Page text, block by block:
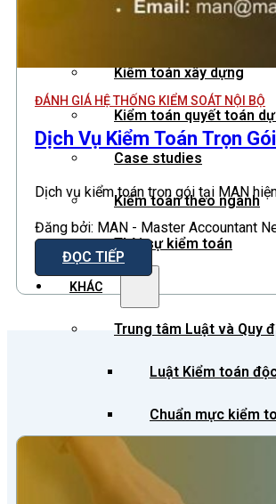
Kiểm toán xây dựng
Kiểm toán quyết toán
Case studies
Kiểm toán theo ngành
Thời sự kiểm toán
KHÁC
Trung tâm Luật và Quy
Luật Kiểm toán
Chuẩn mực kiểm
Luật và quy định
ĐÁNH GIÁ HỆ THỐNG KIỂM SOÁT NỘI BỘ
Dịch Vụ Kiểm Toán Trọn
Dịch vụ kiểm toán trọn gói tại MAN
Đăng bởi: MAN - Master Accountant
ĐỌC TIẾP